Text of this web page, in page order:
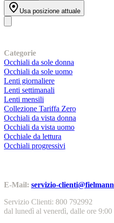
Usa posizione attuale
Categorie
Occhiali da sole donna
Occhiali da sole uomo
Lenti giornaliere
Lenti settimanali
Lenti mensili
Collezione Tariffa Zero
Occhiali da vista donna
Occhiali da vista uomo
Occhiale da lettura
Occhiali progressivi
E-Mail: servizio-
Servizio Clienti: 800 792992
dal lunedì al venerdì, dalle ore 9:00